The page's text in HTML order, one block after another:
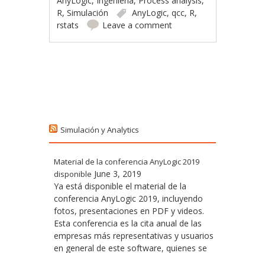
R,Simulación AnyLogic,qcc, R,
rstats
Leave a comment
Simulación y Analytics
Material de la conferencia AnyLogic 2019
disponible June 3, 2019
Ya está disponible el material de la
conferencia AnyLogic 2019, incluyendo
fotos, presentaciones en PDF y videos.
Esta conferencia es la cita anual de las
empresas más representativas y usuarios
en general de este software, quienes se